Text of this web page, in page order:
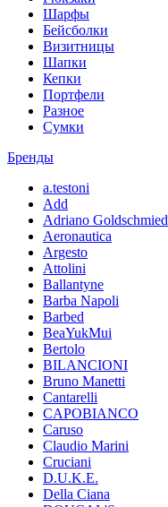
Шарфы
Бейсболки
Визитницы
Шапки
Кепки
Портфели
Разное
Сумки
Бренды
a.testoni
Add
Adriano Goldschmied
Aeronautica
Argesto
Attolini
Ballantyne
Barba Napoli
Barbed
BeaYukMui
Bertolo
BILANCIONI
Bruno Manetti
Cantarelli
CAPOBIANCO
Caruso
Claudio Marini
Cruciani
D.U.K.E.
Della Ciana